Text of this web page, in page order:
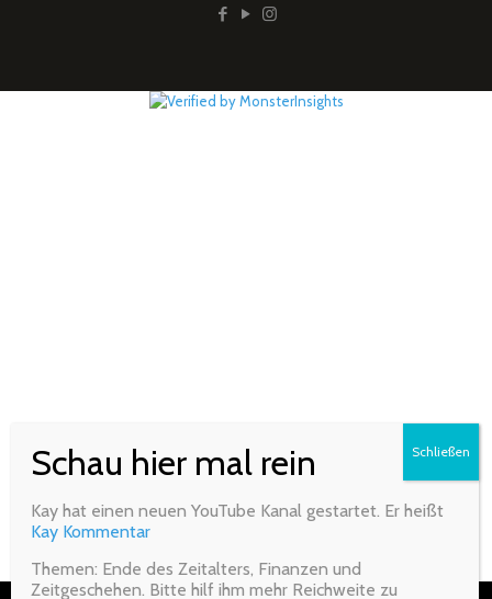
Kay hat einen neuen YouTube Kanal gestartet. Er heißt
Kay Kommentar
Themen: Ende des Zeitalters, Finanzen und
Zeitgeschehen. Bitte hilf ihm mehr Reichweite zu